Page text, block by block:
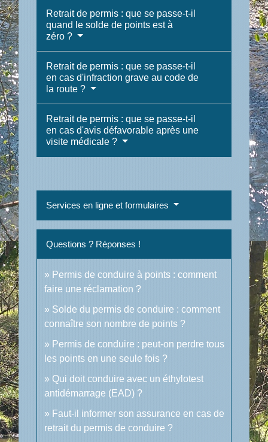
Retrait de permis : que se passe-t-il
quand le solde de points est à
zéro ?
Retrait de permis : que se passe-t-il
en cas d'infraction grave au code de
la route ?
Retrait de permis : que se passe-t-il
en cas d'avis défavorable après une
visite médicale ?
Services en ligne et formulaires
Questions ? Réponses !
Permis de conduire à points : comment
faire une réclamation ?
Solde du permis de conduire : comment
connaître son nombre de points ?
Permis de conduire : peut-on perdre tous
les points en une seule fois ?
Qui doit conduire avec un éthylotest
antidémarrage (EAD) ?
Faut-il informer son assurance en cas de
retrait du permis de conduire ?